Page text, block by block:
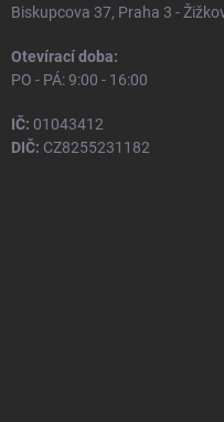
Biskupcova 37, Praha 3 -
Otevírací doba:
PO - PÁ: 9:00 - 16:00
IČ: 01043412
DIČ: CZ8255231182